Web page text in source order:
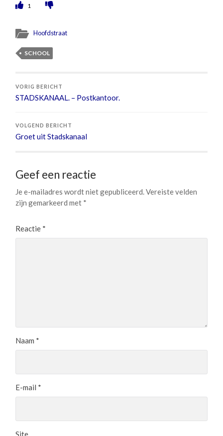
1
Hoofdstraat
SCHOOL
VORIG BERICHT
STADSKANAAL. – Postkantoor.
VOLGEND BERICHT
Groet uit Stadskanaal
Geef een reactie
Je e-mailadres wordt niet gepubliceerd.Vereiste velden
zijn gemarkeerd met *
Reactie *
Naam *
E-mail *
Site